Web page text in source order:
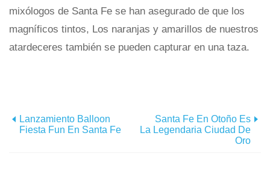
mixólogos de Santa Fe se han asegurado de que los
magníficos tintos, Los naranjas y amarillos de nuestros
atardeceres también se pueden capturar en una taza.
Lanzamiento Balloon
Fiesta Fun En Santa Fe
Santa Fe En Otoño Es
La Legendaria Ciudad De
Oro